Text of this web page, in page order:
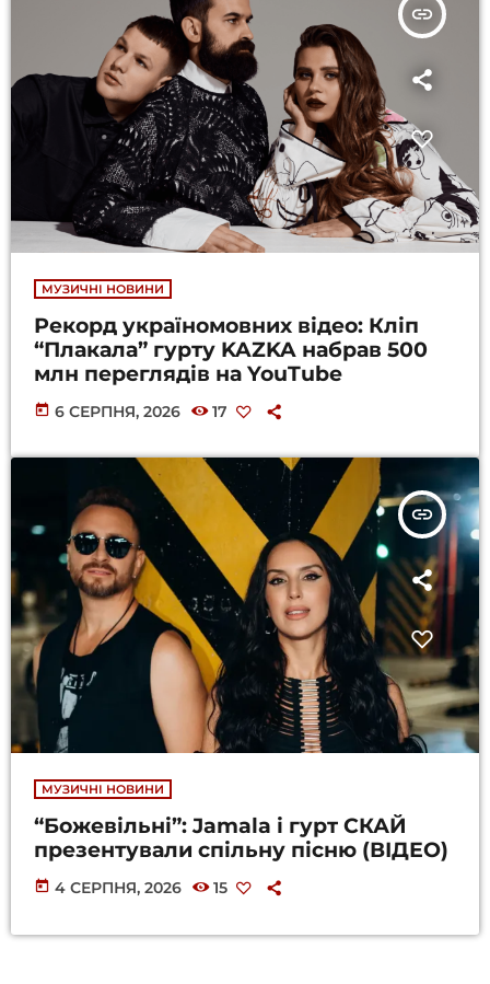
insert_link
МУЗИЧНІ НОВИНИ
Рекорд україномовних відео: Кліп
“Плакала” гурту KAZKA набрав 500
млн переглядів на YouTube
today 6 СЕРПНЯ, 2026 17
insert_link
МУЗИЧНІ НОВИНИ
“Божевільні”: Jamala і гурт СКАЙ
презентували спільну пісню (ВІДЕО)
today 4 СЕРПНЯ, 2026 15